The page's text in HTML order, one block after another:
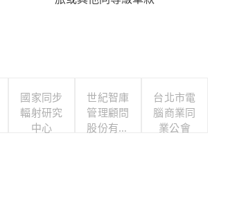
國家同步
輻射研究
中心
世紀智庫
管理顧問
股份有限
台北市電
腦商業同
業公會